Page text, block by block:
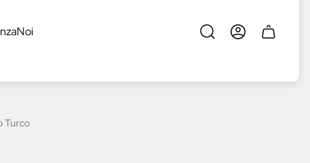
Noi
Cassetto
Turco